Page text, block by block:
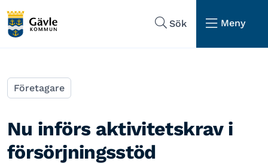
Sök
Meny
Företagare
Nu införs aktivitetskrav i
försörjningsstöd